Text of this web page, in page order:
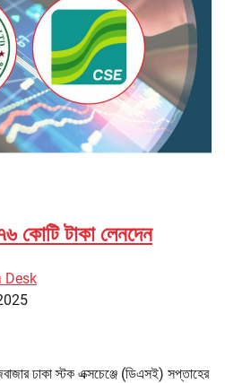
কোটি টাকা লেনদেন
Desk
ঢাকা স্টক এক্সচেঞ্জে (ডিএসই) সপ্তাহের